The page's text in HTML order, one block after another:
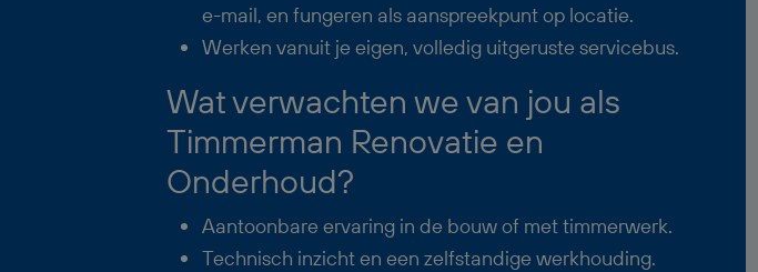
e-mail, en fungeren als aanspreekpunt op locatie.
Werken vanuit je eigen, volledig uitgeruste servicebus.
Wat verwachten we van jou als
Timmerman Renovatie en
Onderhoud?
Aantoonbare ervaring in de bouw of met timmerwerk.
Technisch inzicht en een zelfstandige werkhouding.